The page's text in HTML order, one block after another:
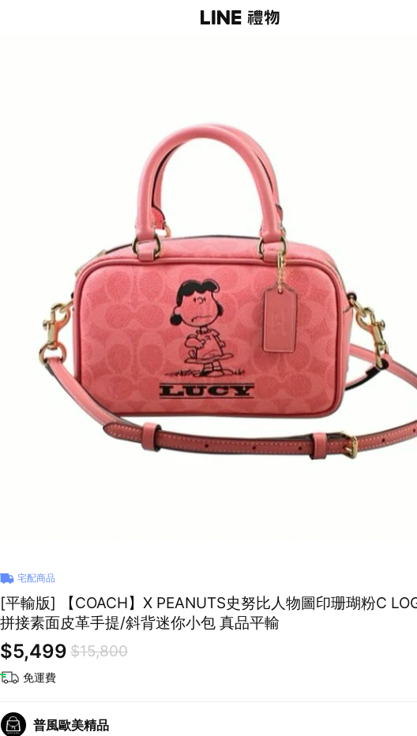
宅配商品
[平輸版] 【COACH】X PEANUTS史努比人物圖印珊瑚粉C
拼接素面皮革手提/斜背迷你小包 真品平輸
$5,499 $15,800
免運費
普風歐美精品